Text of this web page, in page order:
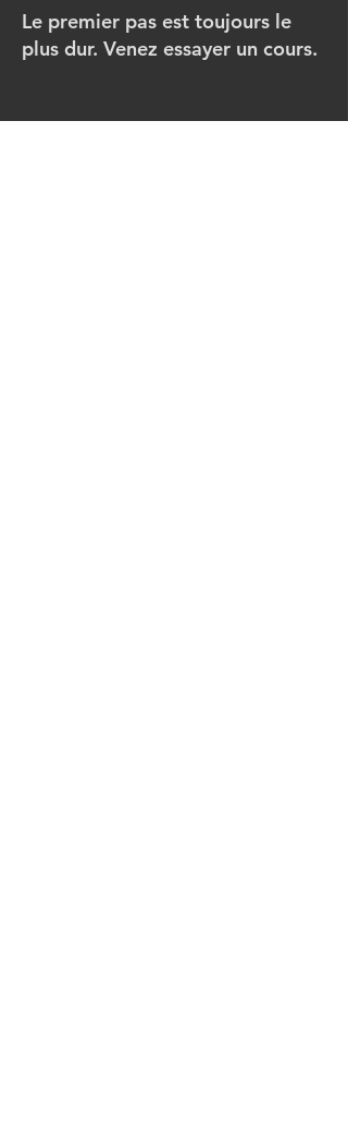
Le premier pas est toujours le
plus dur. Venez essayer un cours.